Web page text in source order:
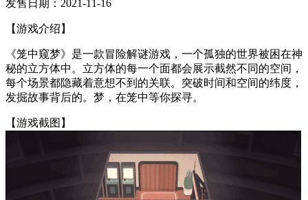
发售日期：2021-11-16
【游戏介绍】
《笼中窥梦》是一款冒险解谜游戏，一个孤独的世界被困在神
秘的立方体中。立方体的每一个面都会展示截然不同的空间，
每个场景都隐藏着意想不到的关联。突破时间和空间的纬度，
发掘故事背后的。梦，在笼中等你探寻。
【游戏截图】